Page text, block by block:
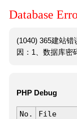
Database
(1040) 365建站
因：1、数据库密
PHP Debug
No. File